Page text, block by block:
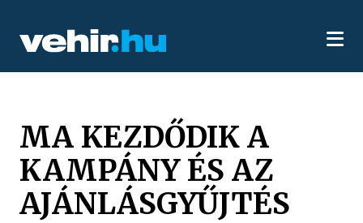
MA KEZDŐDIK A
KAMPÁNY ÉS AZ
AJÁNLÁSGYŰJTÉS